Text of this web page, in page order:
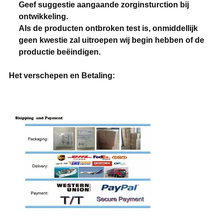
Geef suggestie aangaande zorginsturction bij
ontwikkeling.
Als de producten ontbroken test is, onmiddellijk
geen kwestie zal uitroepen wij begin hebben of de
productie beëindigen.
Het verschepen en Betaling: